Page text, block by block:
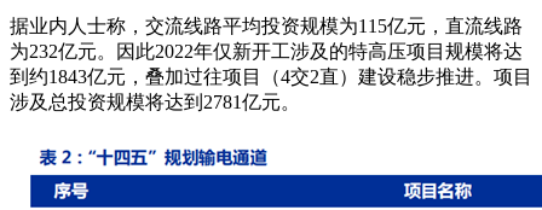
据业内人士称，交流线路平均投资规模为115亿元，直流线路
为232亿元。因此2022年仅新开工涉及的特高压项目规模将达
到约1843亿元，叠加过往项目（4交2直）建设稳步推进。项目
涉及总投资规模将达到2781亿元。